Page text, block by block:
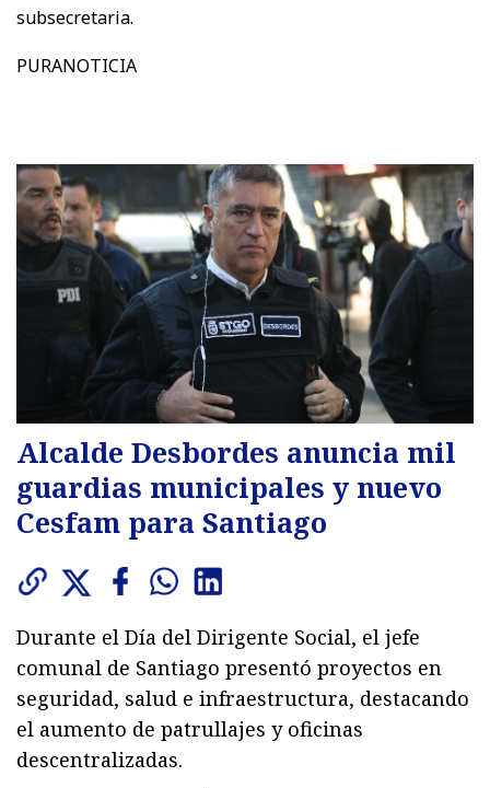
subsecretaria.
PURANOTICIA
Alcalde Desbordes anuncia mil
guardias municipales y nuevo
Cesfam para Santiago
Durante el Día del Dirigente Social, el jefe
comunal de Santiago presentó proyectos en
seguridad, salud e infraestructura, destacando
el aumento de patrullajes y oficinas
descentralizadas.